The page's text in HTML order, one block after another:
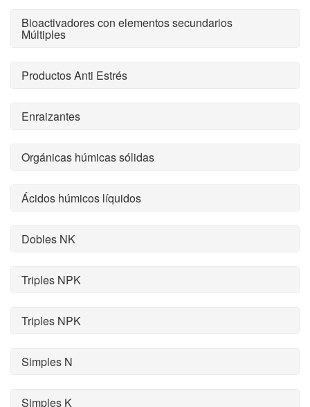
Bioactivadores con elementos secundarios
Múltiples
Productos Anti Estrés
Enraizantes
Orgánicas húmicas sólidas
Ácidos húmicos líquidos
Dobles NK
Triples NPK
Triples NPK
Simples N
Simples K